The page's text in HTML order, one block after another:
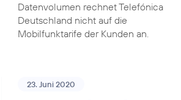
Datenvolumen rechnet Telefónica
Deutschland nicht auf die
Mobilfunktarife der Kunden an.
23. Juni 2020